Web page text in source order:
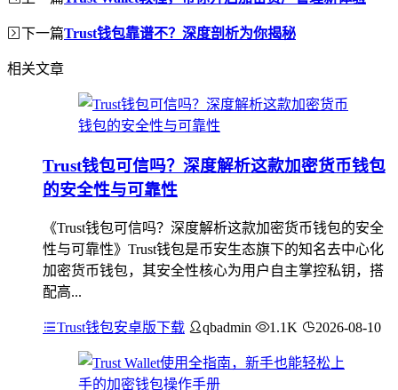
下一篇Trust钱包靠谱不？深度剖析为你揭秘
相关文章
Trust钱包可信吗？深度解析这款加密货币钱包
的安全性与可靠性
《Trust钱包可信吗？深度解析这款加密货币钱包的安全
性与可靠性》Trust钱包是币安生态旗下的知名去中心化
加密货币钱包，其安全性核心为用户自主掌控私钥，搭
配高...
Trust钱包安卓版下载 qbadmin 1.1K 2026-08-10